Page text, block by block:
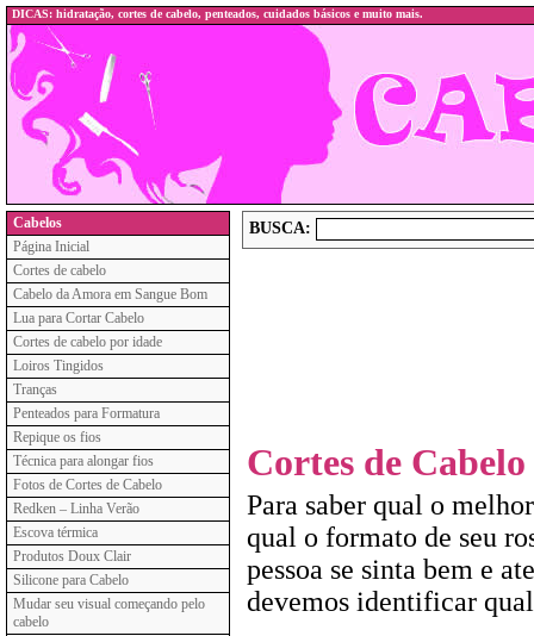
DICAS: hidratação, cortes de cabelo, penteados, cuidados básicos e muito mais.
Cabelos
Página Inicial
Cortes de cabelo
Cabelo da Amora em Sangue Bom
Lua para Cortar Cabelo
Cortes de cabelo por idade
Loiros Tingidos
Tranças
Penteados para Formatura
Repique os fios
Técnica para alongar fios
Fotos de Cortes de Cabelo
Redken – Linha Verão
Escova térmica
Produtos Doux Clair
Silicone para Cabelo
Mudar seu visual começando pelo
cabelo
BUSCA:
Cortes de Cabelo
Para saber qual o
qual o formato de seu
pessoa se sinta bem e
devemos identificar